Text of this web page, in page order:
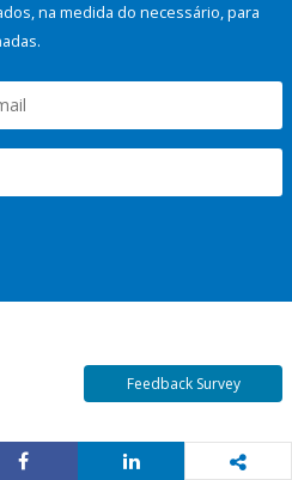
na medida do necessário, para
Feedback Survey